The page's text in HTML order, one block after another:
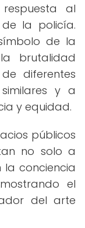
al
la policía.
de la
brutalidad
diferentes
y a
y equidad.
públicos
no solo a
la conciencia
el
del arte